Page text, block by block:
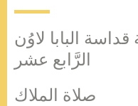
البابا لاوُن
الرَّابع عشر
صلاة الملاك